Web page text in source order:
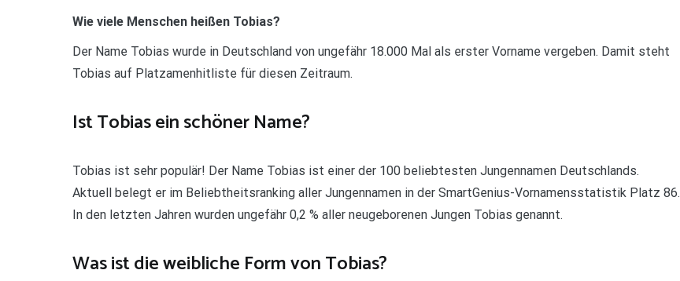
Wie viele Menschen heißen Tobias?
Der Name Tobias wurde in Deutschland von ungefähr 18.000 Mal als erster Vorname vergeben. Damit steht
Tobias auf Platzamenhitliste für diesen Zeitraum.
Ist Tobias ein schöner Name?
Tobias ist sehr populär! Der Name Tobias ist einer der 100 beliebtesten Jungennamen Deutschlands.
Aktuell belegt er im Beliebtheitsranking aller Jungennamen in der SmartGenius-Vornamensstatistik Platz 86.
In den letzten Jahren wurden ungefähr 0,2 % aller neugeborenen Jungen Tobias genannt.
Was ist die weibliche Form von Tobias?